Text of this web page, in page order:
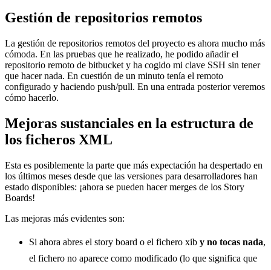
Gestión de repositorios remotos
La gestión de repositorios remotos del proyecto es ahora mucho más
cómoda. En las pruebas que he realizado, he podido añadir el
repositorio remoto de bitbucket y ha cogido mi clave SSH sin tener
que hacer nada. En cuestión de un minuto tenía el remoto
configurado y haciendo push/pull. En una entrada posterior veremos
cómo hacerlo.
Mejoras sustanciales en la estructura de
los ficheros XML
Esta es posiblemente la parte que más expectación ha despertado en
los últimos meses desde que las versiones para desarrolladores han
estado disponibles: ¡ahora se pueden hacer merges de los Story
Boards!
Las mejoras más evidentes son:
Si ahora abres el story board o el fichero xib y no tocas nada,
el fichero no aparece como modificado (lo que significa que